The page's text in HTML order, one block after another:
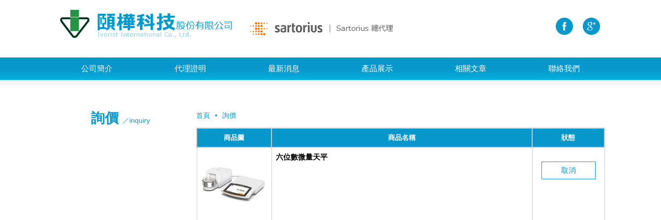
公司簡介 代理證明 最新消息 產品展示 相關文章 聯絡我們
詢價 ／inquiry
首頁 詢價
商品圖 商品名稱 狀態
六位數微量天平
取消